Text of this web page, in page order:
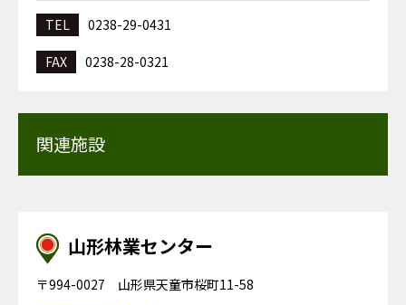
TEL 0238-29-0431
FAX 0238-28-0321
関連施設
山形林業センター
〒994-0027 山形県天童市桜町11-58